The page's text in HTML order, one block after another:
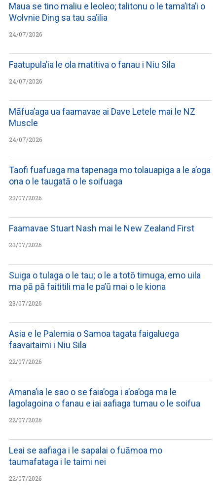
Maua se tino maliu e leoleo; talitonu o le tama’ita’i o
Wolvnie Ding sa tau sa’ilia
24/07/2026
Faatupula’ia le ola matitiva o fanau i Niu Sila
24/07/2026
Māfua’aga ua faamavae ai Dave Letele mai le NZ
Muscle
24/07/2026
Taofi fuafuaga ma tapenaga mo tolauapiga a le a’oga
ona o le taugatā o le soifuaga
23/07/2026
Faamavae Stuart Nash mai le New Zealand First
23/07/2026
Suiga o tulaga o le tau; o le a totō timuga, emo uila
ma pā pā faititili ma le pa’ū mai o le kiona
23/07/2026
Asia e le Palemia o Samoa tagata faigaluega
faavaitaimi i Niu Sila
22/07/2026
Amana’ia le sao o se faia’oga i a’oa’oga ma le
lagolagoina o fanau e iai aafiaga tumau o le soifua
22/07/2026
Leai se aafiaga i le sapalai o fuāmoa mo
taumafataga i le taimi nei
22/07/2026